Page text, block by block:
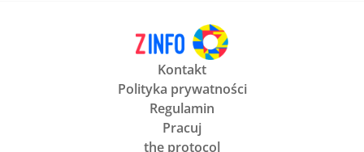
Kontakt
Polityka prywatności
Regulamin
Pracuj
the protocol